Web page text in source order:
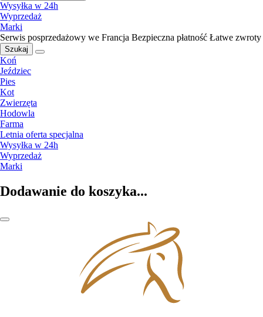
Wysyłka w 24h
Wyprzedaż
Marki
Serwis posprzedażowy we Francja Bezpieczna płatność Łatwe zwroty
Szukaj
Koń
Jeździec
Pies
Kot
Zwierzęta
Hodowla
Farma
Letnia oferta specjalna
Wysyłka w 24h
Wyprzedaż
Marki
Dodawanie do koszyka...